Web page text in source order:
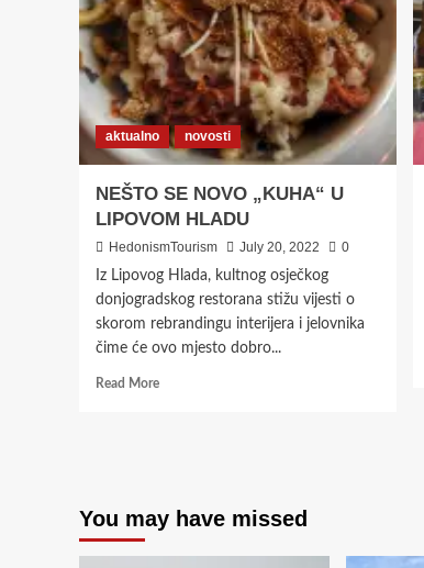
aktualno novosti
NEŠTO SE NOVO „KUHA“ U
LIPOVOM HLADU
HedonismTourism July 20, 2022
0
Iz Lipovog Hlada, kultnog osječkog
donjogradskog restorana stižu vijesti o
skorom rebrandingu interijera i jelovnika
čime će ovo mjesto dobro...
Read MoreRead
U
You may have missed